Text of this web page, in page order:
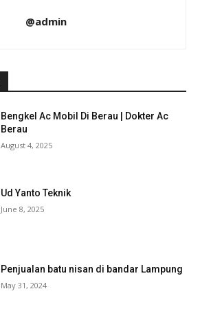
@admin
Bengkel Ac Mobil Di Berau | Dokter Ac
Berau
August 4, 2025
Ud Yanto Teknik
June 8, 2025
Penjualan batu nisan di bandar Lampung
May 31, 2024